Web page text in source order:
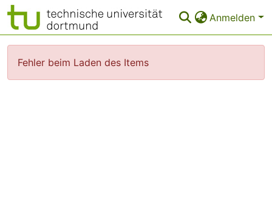
Anmelden
Statistiken
Fehler beim Laden des Items